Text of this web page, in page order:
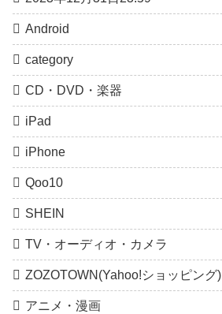
Android
category
CD・DVD・楽器
iPad
iPhone
Qoo10
SHEIN
TV・オーディオ・カメラ
ZOZOTOWN(Yahoo!ショッピング)
アニメ・漫画